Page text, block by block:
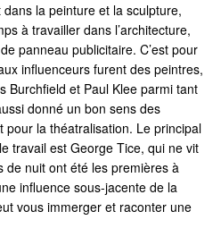
la peinture et la sculpture,
à travailler dans l’architecture,
panneau publicitaire. C’est pour
influenceurs furent des peintres,
Burchfield et Paul Klee parmi tant
donné un bon sens des
pour la théatralisation. Le principal
travail est George Tice, qui ne vit
de nuit ont été les premières à
influence sous-jacente de la
vous immerger et raconter une